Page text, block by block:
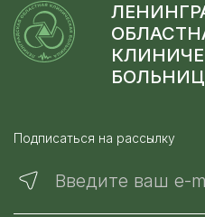
Подписаться на рассылку
Введите ваш e-